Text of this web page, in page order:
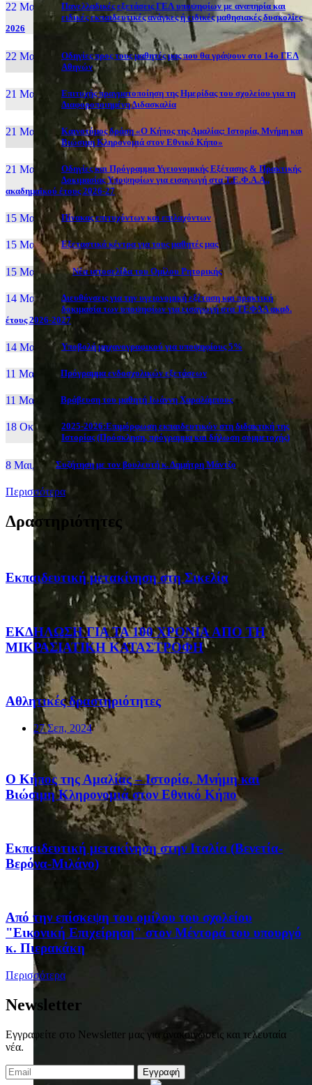
22 Μαι, 26
Πανελλαδικές εξετάσεις ΓΕΛ υποψηφίων με αναπηρία και
ειδικές εκπαιδευτικές ανάγκες ή ειδικές μαθησιακές δυσκολίες
2026
22 Μαι, 26
Οδηγίες προς τους μαθητές μας που θα γράψουν στο 14ο ΓΕΛ
Αθηνών
21 Μαι, 26
Επιτυχής πραγματοποίηση της Ημερίδας του σχολείου για τη
Διαφοροποιημένη Διδασκαλία
21 Μαι, 26
Καινοτόμος δράση «Ο Κήπος της Αμαλίας: Ιστορία, Μνήμη και
Βιώσιμη Κληρονομιά στον Εθνικό Κήπο»
21 Μαι, 26
Οδηγίες και Πρόγραμμα Υγειονομικής Εξέτασης & Πρακτικής
Δοκιμασίας Υποψηφίων για εισαγωγή στα Τ.Ε.Φ.Α.Α.,
ακαδημαϊκού έτους 2026-27
15 Μαι, 26 Πίνακας επιτυχόντων και επιλαχόντων
15 Μαι, 26 Εξεταστικά κέντρα για τους μαθητές μας
15 Μαι, 2026 Νέα ιστοσελίδα του Ομίλου Ρητορικής
14 Μαι, 26
Διευθύνσεις για την υγειονομική εξέταση και πρακτική
δοκιμασία των υποψηφίων για εισαγωγή στα ΤΕΦΑΑ ακαδ.
έτους 2026-2027
14 Μαι, 26 Yποβολή μηχανογραφικού για υποψηφίους 5%
11 Μαι, 26 Πρόγραμμα ενδοσχολικών εξετάσεων
11 Μαι, 26 Βράβευση του μαθητή Ιωάννη Χαραλάμπους
18 Οκτ, 25
2025-2026:Επιμόρφωση εκπαιδευτικών στη διδακτική της
Ιστορίας (Πρόσκληση, πρόγραμμα και δήλωση συμμετοχής)
8 Μαι, 26 Συζήτηση με τον βουλευτή κ. Δημήτρη Μάντζο
Περισσότερα
Δραστηριότητες
Eκπαιδευτική μετακίνηση στη Σικελία
ΕΚΔΗΛΩΣΗ ΓΙΑ ΤΑ 100 ΧΡΟΝΙΑ ΑΠΟ ΤΗ
ΜΙΚΡΑΣΙΑΤΙΚΗ ΚΑΤΑΣΤΡΟΦΗ
Αθλητικές δραστηριότητες
27 Σεπ, 2024
Ο Κήπος της Αμαλίας – Ιστορία, Μνήμη και
Βιώσιμη Κληρονομιά στον Εθνικό Κήπο
Eκπαιδευτική μετακίνηση στην Ιταλία (Βενετία-
Βερόνα-Μιλάνο)
Από την επίσκεψη του ομίλου του σχολείου
"Εικονική Επιχείρηση" στον Μέντορά του υπουργό
κ. Πιερακάκη
Περισσότερα
Newsletter
Εγγραφείτε στο Newsletter μας για ανακοινώσεις και τελευταία
νέα.
Εγγραφή